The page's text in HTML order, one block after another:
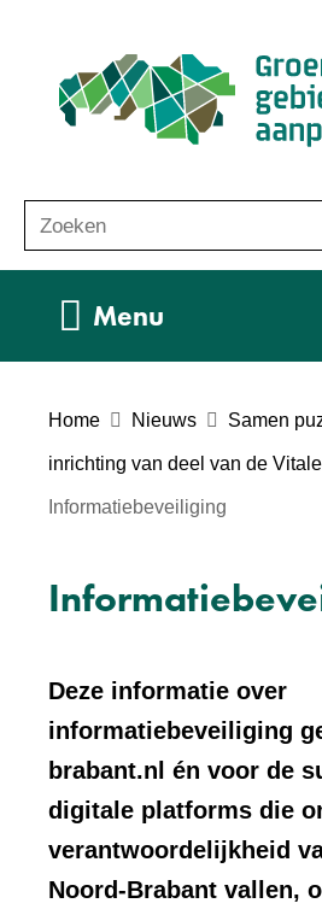
naar
de
o
e
Zoeken
Menu
Home Nieuws Samen
inrichting van deel van de
Informatiebeveiliging
Deze informatie over
informatiebeveiliging
brabant.nl én voor de
digitale platforms die
verantwoordelijkheid
Noord-Brabant vallen,